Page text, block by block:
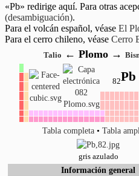
«Pb» redirige aquí. Para otras
(desambiguación).
Para el volcán español, véase El
Para el cerro chileno, véase Cerro
Talio ← Plomo→
82Pb
Tabla completa • Tabla
gris azulado
Información general